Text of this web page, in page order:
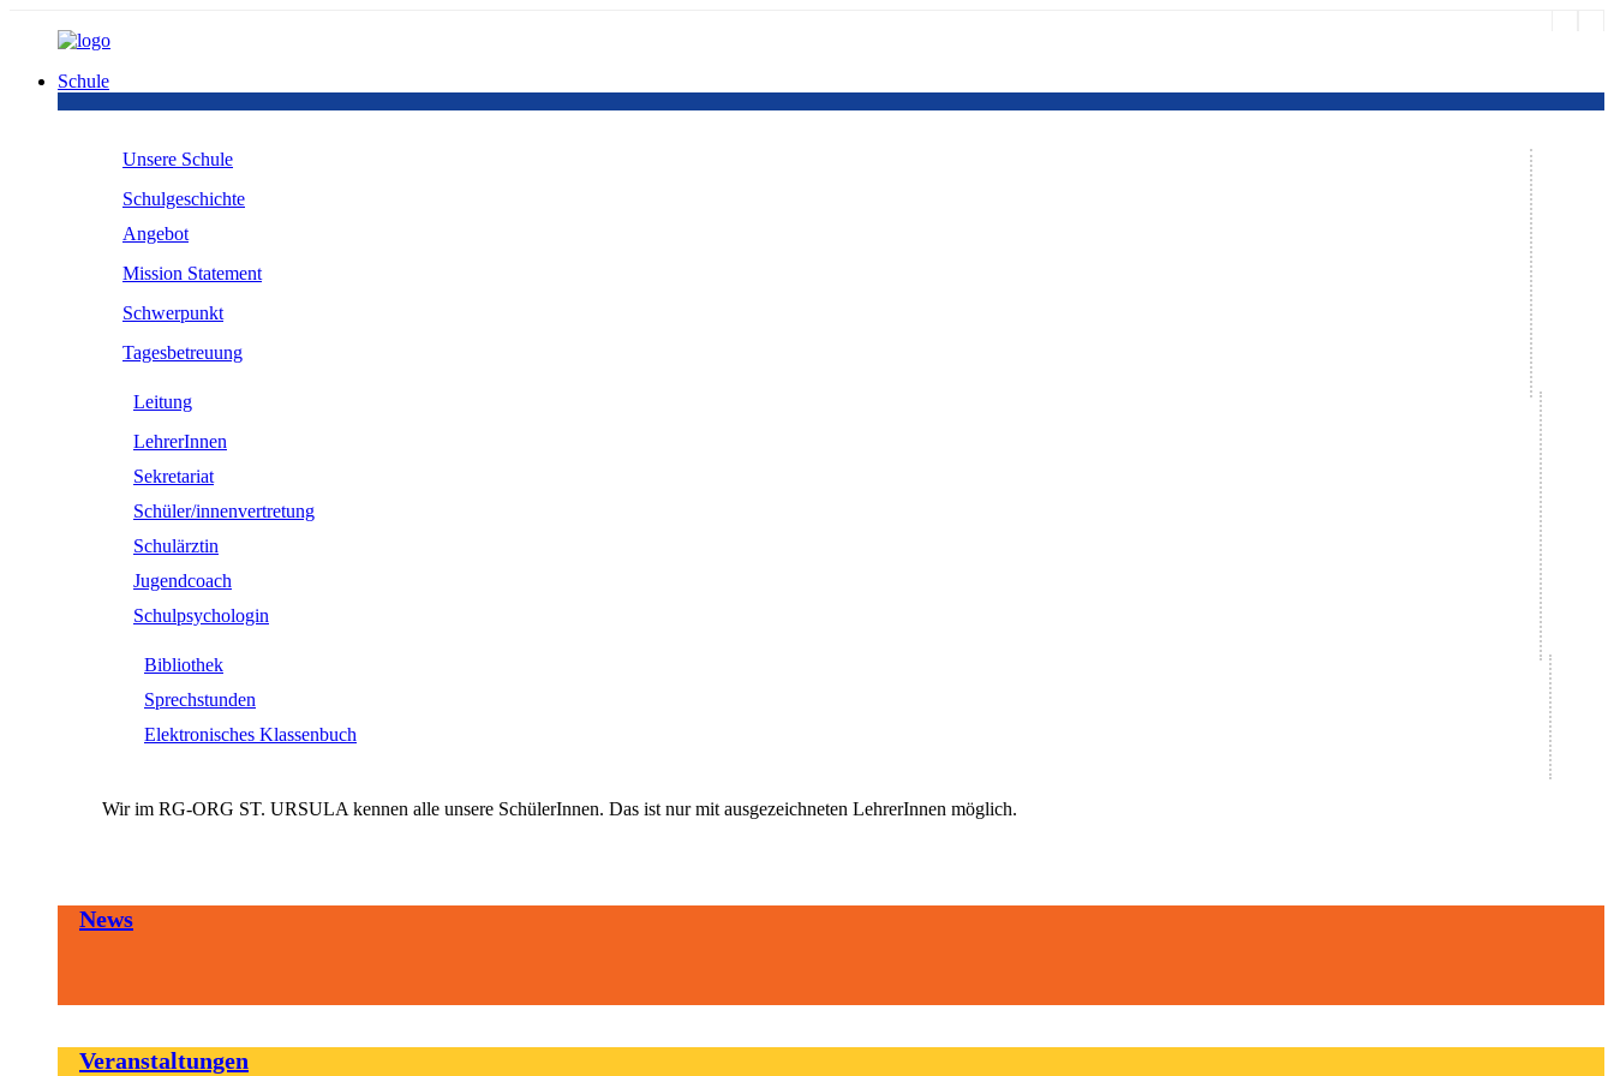
Schule
Unsere Schule
Schulgeschichte
Angebot
Mission Statement
Schwerpunkt
Tagesbetreuung
Leitung
LehrerInnen
Sekretariat
Schüler/innenvertretung
Schulärztin
Jugendcoach
Schulpsychologin
Bibliothek
Sprechstunden
Elektronisches Klassenbuch
Wir im RG-ORG ST. URSULA kennen alle unsere SchülerInnen. Das ist nur mit ausgezeichneten LehrerInnen möglich.
News
Veranstaltungen